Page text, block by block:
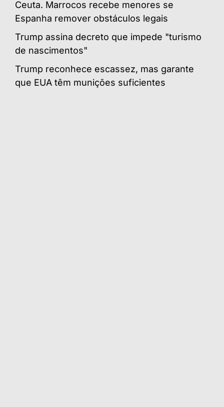
Ceuta. Marrocos recebe menores se
Espanha remover obstáculos legais
Trump assina decreto que impede "turismo
de nascimentos"
Trump reconhece escassez, mas garante
que EUA têm munições suficientes